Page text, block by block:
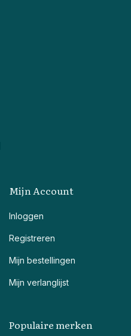
Mijn Account
Inloggen
Registreren
Mijn bestellingen
Mijn verlanglijst
Populaire merken